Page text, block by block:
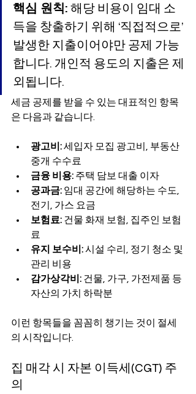
핵심 원칙: 해당 비용이 임대 소
득을 창출하기 위해 ‘직접적으로’
발생한 지출이어야만 공제 가능
합니다. 개인적 용도의 지출은 제
외됩니다.
세금 공제를 받을 수 있는 대표적인 항목
은 다음과 같습니다.
광고비: 세입자 모집 광고비, 부동산
중개 수수료
금융 비용: 주택 담보 대출 이자
공과금: 임대 공간에 해당하는 수도,
전기, 가스 요금
보험료: 건물 화재 보험, 집주인 보험
료
유지 보수비: 시설 수리, 정기 청소 및
관리 비용
감가상각비: 건물, 가구, 가전제품 등
자산의 가치 하락분
이런 항목들을 꼼꼼히 챙기는 것이 절세
의 시작입니다.
집 매각 시 자본 이득세(CGT) 주
의